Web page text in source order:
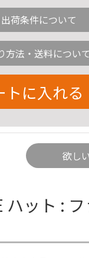
荷条件について
方法・送料について
トに入れる
欲し
ット : フ